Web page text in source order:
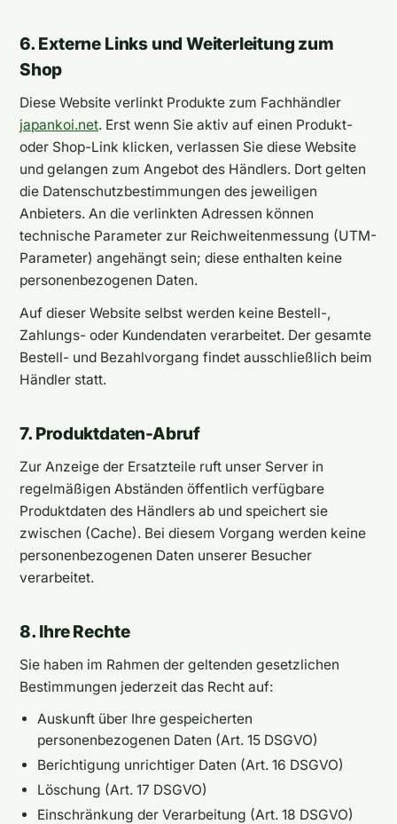
6. Externe Links und Weiterleitung zum
Shop
Diese Website verlinkt Produkte zum Fachhändler
japankoi.net. Erst wenn Sie aktiv auf einen Produkt-
oder Shop-Link klicken, verlassen Sie diese Website
und gelangen zum Angebot des Händlers. Dort gelten
die Datenschutzbestimmungen des jeweiligen
Anbieters. An die verlinkten Adressen können
technische Parameter zur Reichweitenmessung (UTM-
Parameter) angehängt sein; diese enthalten keine
personenbezogenen Daten.
Auf dieser Website selbst werden keine Bestell-,
Zahlungs- oder Kundendaten verarbeitet. Der gesamte
Bestell- und Bezahlvorgang findet ausschließlich beim
Händler statt.
7. Produktdaten-Abruf
Zur Anzeige der Ersatzteile ruft unser Server in
regelmäßigen Abständen öffentlich verfügbare
Produktdaten des Händlers ab und speichert sie
zwischen (Cache). Bei diesem Vorgang werden keine
personenbezogenen Daten unserer Besucher
verarbeitet.
8. Ihre Rechte
Sie haben im Rahmen der geltenden gesetzlichen
Bestimmungen jederzeit das Recht auf:
Auskunft über Ihre gespeicherten
personenbezogenen Daten (Art. 15 DSGVO)
Berichtigung unrichtiger Daten (Art. 16 DSGVO)
Löschung (Art. 17 DSGVO)
Einschränkung der Verarbeitung (Art. 18 DSGVO)